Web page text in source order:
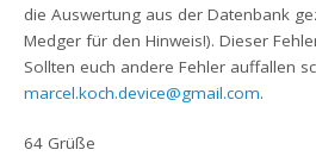
die Auswertung aus der Datenbank
Medger für den Hinweis!). Dieser
Sollten euch andere Fehler auffallen
marcel.koch.device@gmail.com.
64 Grüße